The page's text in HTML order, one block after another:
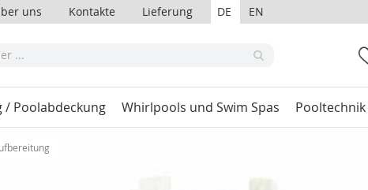
uns Kontakte Lieferung DE EN
/ Poolabdeckung Whirlpools und Swim Spas Pooltechnik